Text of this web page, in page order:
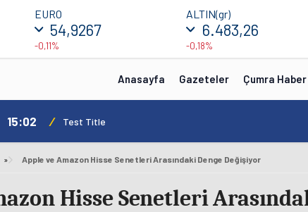
EURO
54,9267
-0,11%
ALTIN(gr)
6.483,26
-0,18%
Anasayfa Gazeteler Çumra Haber
15:02 / Test Title
» Apple ve Amazon Hisse Senetleri Arasındaki Denge Değişiyor
Hisse Senetleri